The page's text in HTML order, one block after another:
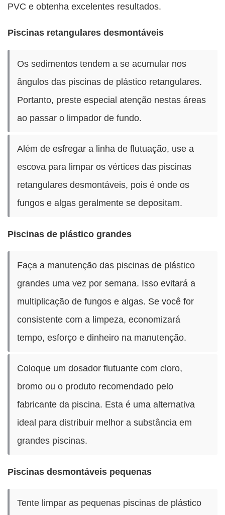
PVC e obtenha excelentes resultados.
Piscinas retangulares desmontáveis
Os sedimentos tendem a se acumular nos
ângulos das piscinas de plástico retangulares.
Portanto, preste especial atenção nestas áreas
ao passar o limpador de fundo.
Além de esfregar a linha de flutuação, use a
escova para limpar os vértices das piscinas
retangulares desmontáveis, pois é onde os
fungos e algas geralmente se depositam.
Piscinas de plástico grandes
Faça a manutenção das piscinas de plástico
grandes uma vez por semana. Isso evitará a
multiplicação de fungos e algas. Se você for
consistente com a limpeza, economizará
tempo, esforço e dinheiro na manutenção.
Coloque um dosador flutuante com cloro,
bromo ou o produto recomendado pelo
fabricante da piscina. Esta é uma alternativa
ideal para distribuir melhor a substância em
grandes piscinas.
Piscinas desmontáveis pequenas
Tente limpar as pequenas piscinas de plástico